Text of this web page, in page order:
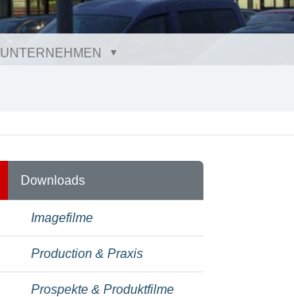
UNTERNEHMEN
Downloads
Imagefilme
Production & Praxis
Prospekte & Produktfilme